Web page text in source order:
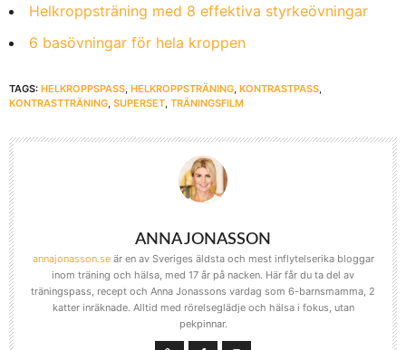
Helkroppsträning med 8 effektiva styrkeövningar
6 basövningar för hela kroppen
TAGS: HELKROPPSPASS HELKROPPSTRÄNING KONTRASTPASS
KONTRASTTRÄNING SUPERSET TRÄNINGSFILM
ANNA JONASSON
annajonasson.seär en av Sveriges äldsta och mest inflytelserika bloggar
inom träning och hälsa, med 17 år på nacken. Här får du ta del av
träningspass, recept och Anna Jonassons vardag som 6-barnsmamma, 2
katter inräknade. Alltid med rörelseglädje och hälsa i fokus, utan
pekpinnar.